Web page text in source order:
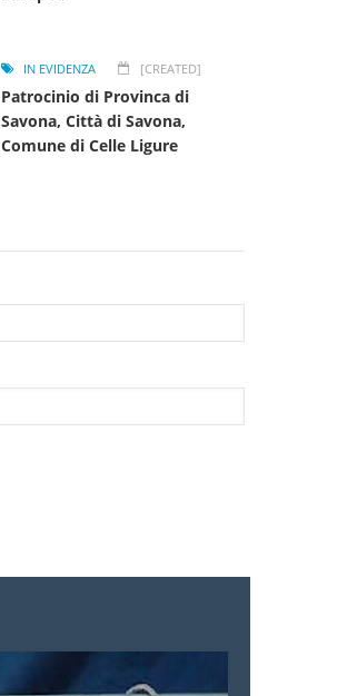
IN EVIDENZA [CREATED]
Patrocinio di Provinca di
Savona, Città di Savona,
Comune di Celle Ligure